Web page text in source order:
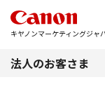
キヤノンマーケティングジャ
法人のお客さま